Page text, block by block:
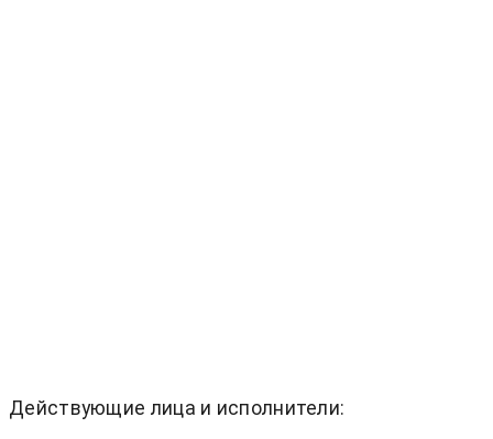
Действующие лица и исполнители: